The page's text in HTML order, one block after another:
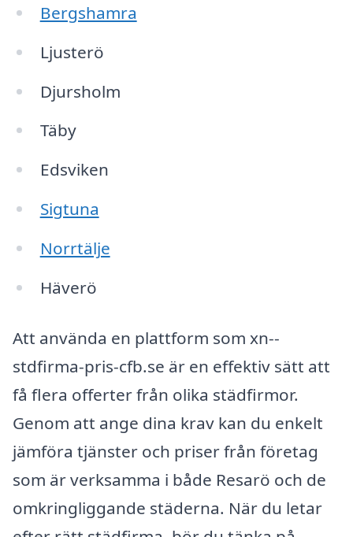
Bergshamra
Ljusterö
Djursholm
Täby
Edsviken
Sigtuna
Norrtälje
Häverö
Att använda en plattform som xn--
stdfirma-pris-cfb.se är en effektiv sätt att
få flera offerter från olika städfirmor.
Genom att ange dina krav kan du enkelt
jämföra tjänster och priser från företag
som är verksamma i både Resarö och de
omkringliggande städerna. När du letar